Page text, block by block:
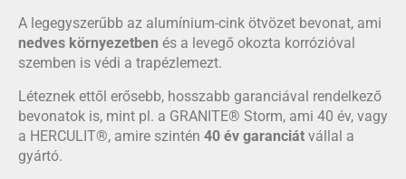
A legegyszerűbb az alumínium-cink ötvözet bevonat, ami
nedves környezetben és a levegő okozta korrózióval
szemben is védi a trapézlemezt.
Léteznek ettől erősebb, hosszabb garanciával rendelkező
bevonatok is, mint pl. a GRANITE® Storm, ami 40 év, vagy
a HERCULIT®, amire szintén 40 év garanciát vállal a
gyártó.